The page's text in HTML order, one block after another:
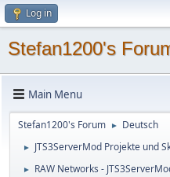
Log in
Stefan1200's
Main Menu
Stefan1200's Forum ► Deutsch
► JTS3ServerMod Projekte und
► RAW Networks -